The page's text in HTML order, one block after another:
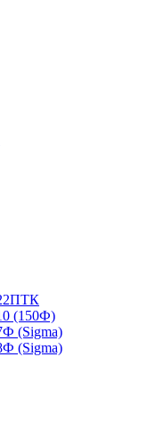
(150Ф)
(Sigma)
(Sigma)